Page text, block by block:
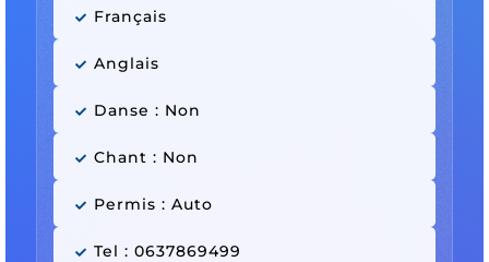
Français
Anglais
Danse : Non
Chant : Non
Permis : Auto
Tel : 0637869499